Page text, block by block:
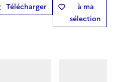
Télécharger
à ma
sélection